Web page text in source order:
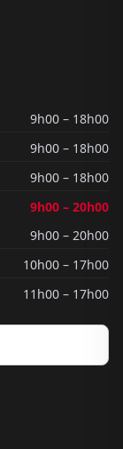
9h00 – 18h00
9h00 – 18h00
9h00 – 18h00
9h00 – 20h00
9h00 – 20h00
10h00 – 17h00
11h00 – 17h00